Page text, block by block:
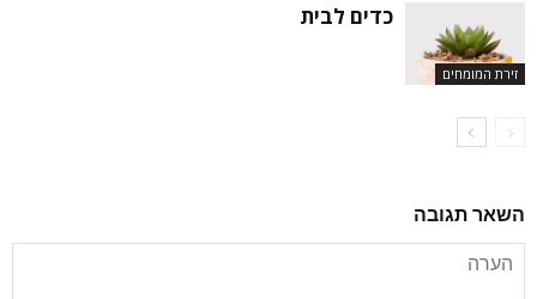
זירת המומחים
כדים לבית
השאר תגובה